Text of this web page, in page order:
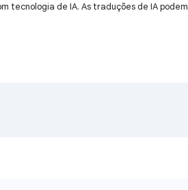
de IA. As traduções de IA podem